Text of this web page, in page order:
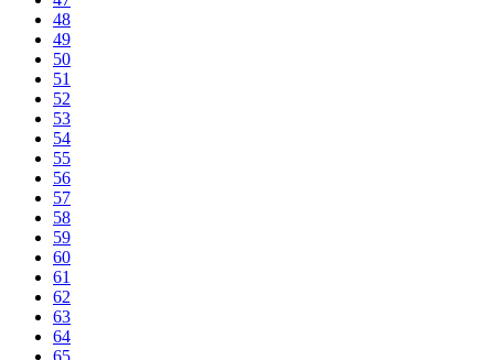
48
49
50
51
52
53
54
55
56
57
58
59
60
61
62
63
64